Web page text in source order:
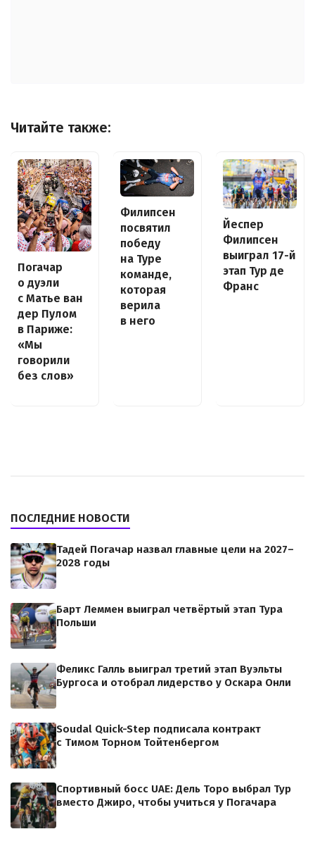
Читайте также:
Погачар
о дуэли
с Матье ван
дер Пулом
в Париже:
«Мы
говорили
без слов»
Филипсен
посвятил
победу
на Туре
команде,
которая
верила
в него
Йеспер
Филипсен
выиграл 17-й
этап Тур де
Франс
ПОСЛЕДНИЕ НОВОСТИ
Тадей Погачар назвал главные цели на 2027–
2028 годы
Барт Леммен выиграл четвёртый этап Тура
Польши
Феликс Галль выиграл третий этап Вуэльты
Бургоса и отобрал лидерство у Оскара Онли
Soudal Quick-Step подписала контракт
с Тимом Торном Тойтенбергом
Спортивный босс UAE: Дель Торо выбрал Тур
вместо Джиро, чтобы учиться у Погачара